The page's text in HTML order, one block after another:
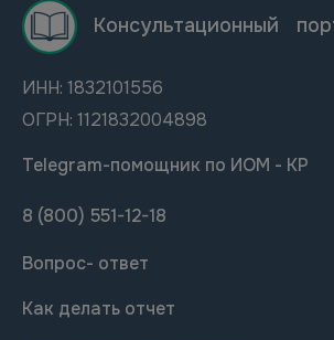
Консультационный
ИНН: 1832101556
ОГРН: 1121832004898
Telegram-помощник по ИОМ - КР
8 (800) 551-12-18
Вопрос- ответ
Как делать отчет